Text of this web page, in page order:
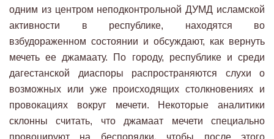
одним из центром неподконтрольной ДУМД исламской
активности в республике, находятся во
взбудораженном состоянии и обсуждают, как вернуть
мечеть ее джамаату. По городу, республике и среди
дагестанской диаспоры распространяются слухи о
возможных или уже происходящих столкновениях и
провокациях вокруг мечети. Некоторые аналитики
склонны считать, что джамаат мечети специально